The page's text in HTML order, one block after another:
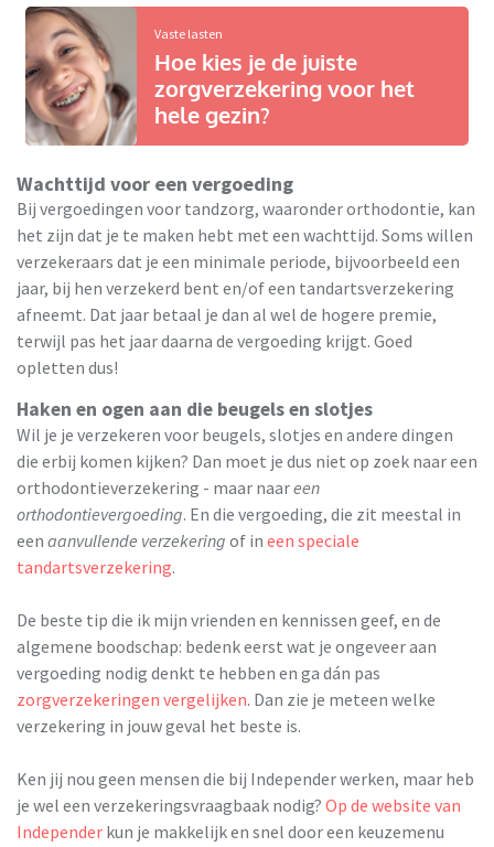
Vaste lasten
Hoe kies je de juiste
zorgverzekering voor het
hele gezin?
Wachttijd voor een vergoeding
Bij vergoedingen voor tandzorg, waaronder orthodontie, kan
het zijn dat je te maken hebt met een wachttijd. Soms willen
verzekeraars dat je een minimale periode, bijvoorbeeld een
jaar, bij hen verzekerd bent en/of een tandartsverzekering
afneemt. Dat jaar betaal je dan al wel de hogere premie,
terwijl pas het jaar daarna de vergoeding krijgt. Goed
opletten dus!
Haken en ogen aan die beugels en slotjes
Wil je je verzekeren voor beugels, slotjes en andere dingen
die erbij komen kijken? Dan moet je dus niet op zoek naar een
orthodontieverzekering - maar naareen
orthodontievergoeding. En die vergoeding, die zit meestal in
een aanvullende verzekering of in een speciale
tandartsverzekering.
De beste tip die ik mijn vrienden en kennissen geef, en de
algemene boodschap: bedenk eerst wat je ongeveer aan
vergoeding nodig denkt te hebben en ga dán pas
zorgverzekeringen vergelijken. Dan zie je meteen welke
verzekering in jouw geval het beste is.
Ken jij nou geen mensen die bij Independer werken, maar heb
je wel een verzekeringsvraagbaak nodig? Op de website van
Independer kun je makkelijk en snel door een keuzemenu